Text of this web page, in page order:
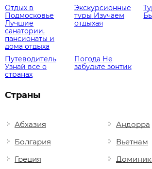
Отдых в
Подмосковье
Лучшие
санатории,
пансионаты и
дома отдыха
Экскурсионные
туры Изучаем
отдыхая
Путеводитель
Узнай всё о
странах
Погода Не
забудьте зонтик
Страны
Абхазия
Андорра
Болгария
Вьетнам
Греция